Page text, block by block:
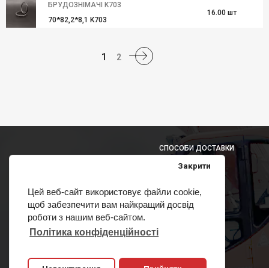
Цей веб-сайт використовує файли cookie,
щоб забезпечити вам найкращий досвід
роботи з нашим веб-сайтом.
Політика конфіденційності
Закрити
БРУДОЗНІМАЧІ K703
70*82,2*8,1 K703
16.00 шт
1 2
СПОСОБИ ДОСТАВКИ
СПОСОБИ ОПЛАТИ